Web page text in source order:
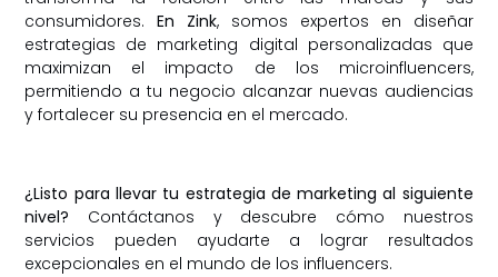
consumidores.En Zink, somos expertos en diseñar
estrategias de marketing digital personalizadas que
maximizan el impacto de los microinfluencers,
permitiendo a tu negocio alcanzar nuevas audiencias
y fortalecer su presencia en el mercado.
¿Listo para llevar tu estrategia de marketing al siguiente
nivel? Contáctanos y descubre cómo nuestros
servicios pueden ayudarte a lograr resultados
excepcionales en el mundo de los influencers.